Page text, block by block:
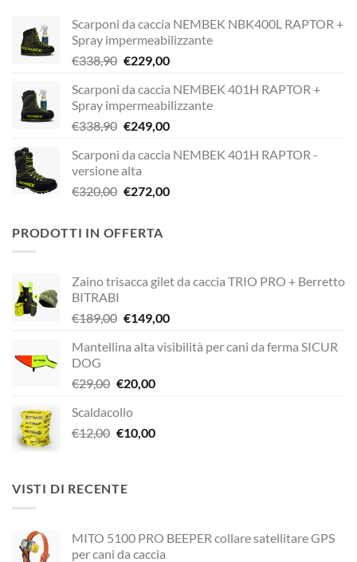
Scarponi da caccia NEMBEK NBK400L RAPTOR +
Spray impermeabilizzante
€338,90 Il
originale
era:
€338,90.
€229,00Il
attuale
è:
€229,00.
Scarponi da caccia NEMBEK 401H RAPTOR +
Spray impermeabilizzante
€338,90 Il
originale
era:
€338,90.
€249,00Il
attuale
€249,00.
Scarponi da caccia NEMBEK 401H RAPTOR -
versione alta
€320,00 Il
era:
€272,00Il
PRODOTTI IN OFFERTA
Zaino trisacca gilet da caccia TRIO PRO + Berretto
BITRABI
€189,00 Il
originale
€189,00.
€149,00Il
attuale
Mantellina alta visibilità per cani da ferma SICUR
DOG
€29,00 Il
originale
era:
€20,00Il
è:
Scaldacollo
€12,00 Il
era:
€10,00Il
VISTI DI RECENTE
MITO 5100 PRO BEEPER collare satellitare GPS
per cani da caccia